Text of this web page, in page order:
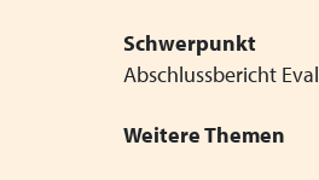
Schwerpunkt
Abschlussbericht
Weitere Themen